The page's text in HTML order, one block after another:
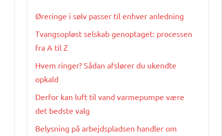
Øreringe i sølv passer til enhver anledning
Tvangsopløst selskab genoptaget: processen
fra A til Z
Hvem ringer? Sådan afslører du ukendte
opkald
Derfor kan luft til vand varmepumpe være
det bedste valg
Belysning på arbejdspladsen handler om